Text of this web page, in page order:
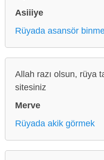
Asiiiye
Rüyada asansör
Allah razı olsun, rüya
sitesiniz
Merve
Rüyada akik görmek